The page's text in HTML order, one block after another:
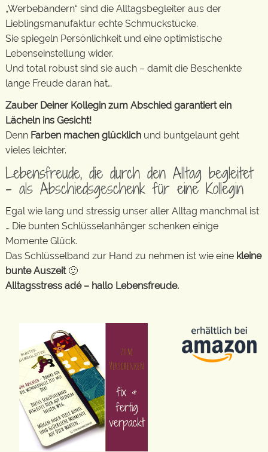
„Werbebändern“ sind die Alltagsbegleiter aus der
Lieblingsmanufaktur echte Schmuckstücke.
Sie spiegeln Persönlichkeit und eine optimistische
Lebenseinstellung wider.
Und total robust sind sie auch – damit die Beschenkte
lange Freude daran hat…
Zauber Deiner Kollegin zum Abschied garantiert ein
Lächeln ins Gesicht!
Denn Farben machen glücklich und buntgelaunt geht
vieles leichter.
Lebensfreude, die durch den Alltag begleitet
– als Abschiedsgeschenk für eine Kollegin
Egal wie lang und stressig unser aller Alltag manchmal ist
… Die bunten Schlüsselanhänger schenken einige
Momente Glück.
Das Schlüsselband zur Hand zu nehmen ist wie eine kleine
bunte Auszeit🙂
Alltagsstress adé – hallo Lebensfreude.